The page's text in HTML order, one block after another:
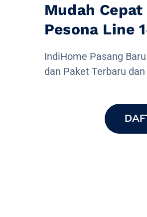
Mudah
Pesona Line
IndiHome Pasang
dan Paket Terbaru